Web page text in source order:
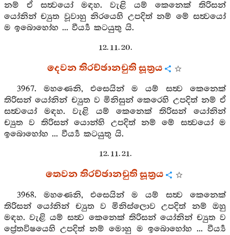
නම් ඒ සත්‍වයෝ මඳහ. වැළි යම් කෙනෙක් තිරිසන්
යෝනින් ච්‍යුත වූවාහු නිරයෙහි උපදිත් නම් මේ සත්‍වයෝ
ම ඉබොහෝහ ... වීර්‍ය්‍ය කටයුතු යි.
12. 11. 20.
දෙවන තිරච්ඡානචුති සූත්‍රය
3967. මහණෙනි, එසෙයින් ම යම් සත්‍ව කෙනෙක්
තිරිසන් යෝනින් ච්‍යුත ව මිනිසුන් කෙරෙහි උපදිත් නම් ඒ
සත්‍වයෝ මඳහ. වැළි යම් කෙනෙක් තිරිසන් යෝනින්
ච්‍යුත ව තිරිසන් යොන්හි උපදිත් නම් මේ සත්‍වයෝ ම
ඉබොහෝහ ... වීර්‍ය්‍ය කටයුතු යි.
12. 11. 21.
තෙවන තිරච්ඡානචුති සූත්‍රය
3968. මහණෙනි, එසෙයින් ම යම් සත්‍ව කෙනෙක්
තිරිසන් යෝනින් ච්‍යුත ව මිනිස්ලොව උපදිත් නම් ඔහු
මඳහ. වැළි යම් සත්‍ව කෙනෙක් තිරිසන් යෝනින් ච්‍යුත ව
ප්‍රේතවිෂයෙහි උපදිත් නම් මොහු ම ඉබොහෝහ ... වීර්‍ය්‍ය